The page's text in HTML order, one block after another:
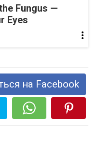
Fungus —
Eyes
на Facebook